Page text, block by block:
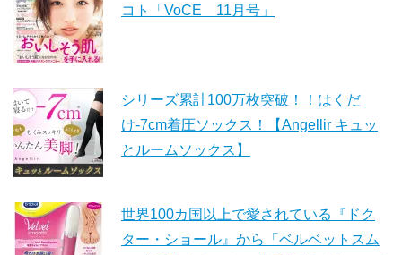
コト「VoCE 11月号」
シリーズ累計100万枚突破！！はくだ
け-7cm着圧ソックス！【Angellir キュッ
とルームソックス】
世界100カ国以上で愛されている『ドク
ター・ショール』から「ベルベットスム